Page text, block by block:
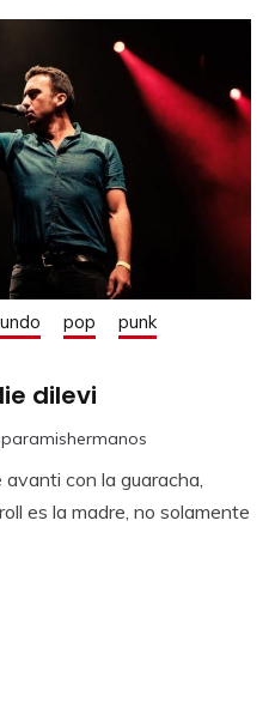
pop
punk
dilevi
avanti con la guaracha,
es la madre, no solamente